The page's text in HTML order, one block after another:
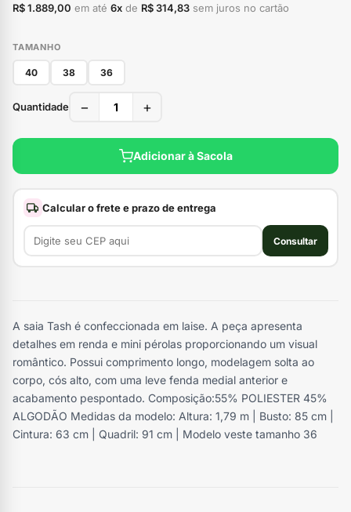
R$ 1.889,00 em até 6x de R$ 314,83 sem juros no cartão
TAMANHO
40 38 36
Quantidade − +
Adicionar à Sacola
Calcular o frete e prazo de entrega
Consultar
A saia Tash é confeccionada em laise. A peça apresenta
detalhes em renda e mini pérolas proporcionando um visual
romântico. Possui comprimento longo, modelagem solta ao
corpo, cós alto, com uma leve fenda medial anterior e
acabamento pespontado. Composição:55% POLIESTER 45%
ALGODÃO Medidas da modelo: Altura: 1,79 m | Busto: 85 cm |
Cintura: 63 cm | Quadril: 91 cm | Modelo veste tamanho 36